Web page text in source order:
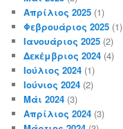
Απρίλιος 2025 (1)
Φεβρουάριος 2025 (1)
Ιανουάριος 2025 (2)
Δεκέμβριος 2024 (4)
Ιούλιος 2024 (1)
Ιούνιος 2024 (2)
Μάι 2024 (3)
Απρίλιος 2024 (3)